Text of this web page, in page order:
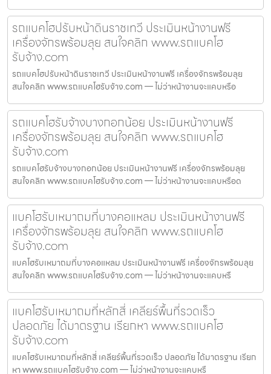
รถแบคโฮปรับหน้าดินราชเทวี ประเมินหน้างานฟรี
เครื่องจักรพร้อมลุย สนใจคลิก www.รถแบคโฮ
รับจ้าง.com
รถแบคโฮปรับหน้าดินราชเทวี ประเมินหน้างานฟรี เครื่องจักรพร้อมลุย
สนใจคลิก www.รถแบคโฮรับจ้าง.com — ไม่ว่าหน้างานจะแคบหรือ
รถแบคโฮรับจ้างบางกอกน้อย ประเมินหน้างานฟรี
เครื่องจักรพร้อมลุย สนใจคลิก www.รถแบคโฮ
รับจ้าง.com
รถแบคโฮรับจ้างบางกอกน้อย ประเมินหน้างานฟรี เครื่องจักรพร้อมลุย
สนใจคลิก www.รถแบคโฮรับจ้าง.com — ไม่ว่าหน้างานจะแคบหรือด
แบคโฮรับเหมาถมที่บางคอแหลม ประเมินหน้างานฟรี
เครื่องจักรพร้อมลุย สนใจคลิก www.รถแบคโฮ
รับจ้าง.com
แบคโฮรับเหมาถมที่บางคอแหลม ประเมินหน้างานฟรี เครื่องจักรพร้อมลุย
สนใจคลิก www.รถแบคโฮรับจ้าง.com — ไม่ว่าหน้างานจะแคบหรื
แบคโฮรับเหมาถมที่หลักสี่ เคลียร์พื้นที่รวดเร็ว
ปลอดภัย ได้มาตรฐาน เรียกหา www.รถแบคโฮ
รับจ้าง.com
แบคโฮรับเหมาถมที่หลักสี่ เคลียร์พื้นที่รวดเร็ว ปลอดภัย ได้มาตรฐาน เรียก
หา www.รถแบคโฮรับจ้าง.com — ไม่ว่าหน้างานจะแคบหรื